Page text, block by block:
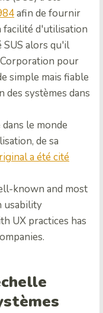
afin de fournir
facilité d'utilisation
SUS alors qu'il
pour
simple mais fiable
systèmes dans
le monde
de sa
a été cité
known and most
usability
UX practices has